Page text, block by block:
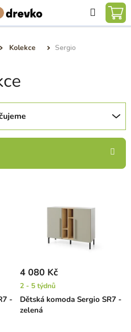
Hledat
Kolekce Sergio
-
Dětská komoda Sergio SR7 -
zelená
4 080 Kč
2 - 5 týdnů